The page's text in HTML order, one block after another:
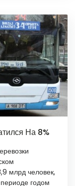
На 8%
млрд человек,
годом